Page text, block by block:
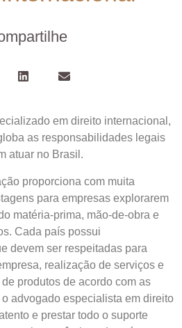
em direito internacional,
as responsabilidades legais
atuar no Brasil.
proporciona com muita
para empresas explorarem
matéria-prima, mão-de-obra e
Cada país possui
devem ser respeitadas para
realização de serviços e
produtos de acordo com as
advogado especialista em direito
e prestar todo o suporte